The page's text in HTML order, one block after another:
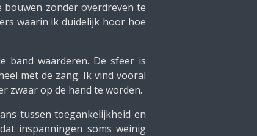
zonder overdreven te
waarin ik duidelijk hoor hoe
band waarderen. De sfeer is
met de zang. Ik vind vooral
zwaar op de hand te worden.
tussen toegankelijkheid en
inspanningen soms weinig